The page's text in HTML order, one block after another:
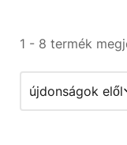
1 - 8 termék